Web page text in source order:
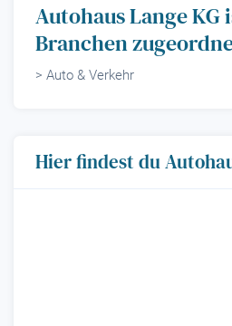
Autohaus Lange
Branchen
> Auto & Verkehr
Hier findest du